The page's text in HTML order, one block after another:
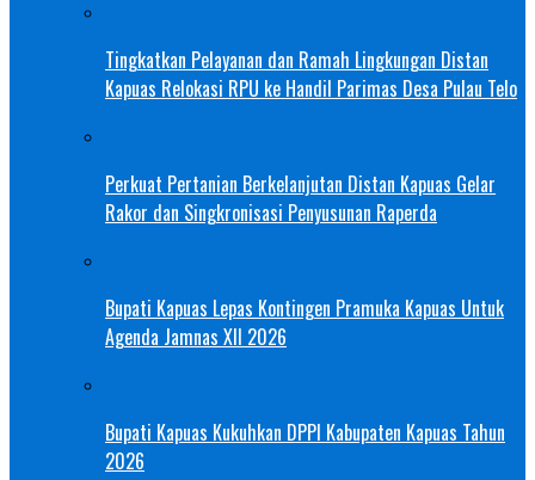
Tingkatkan Pelayanan dan Ramah Lingkungan Distan
Kapuas Relokasi RPU ke Handil Parimas Desa Pulau Telo
Perkuat Pertanian Berkelanjutan Distan Kapuas Gelar
Rakor dan Singkronisasi Penyusunan Raperda
Bupati Kapuas Lepas Kontingen Pramuka Kapuas Untuk
Agenda Jamnas XII 2026
Bupati Kapuas Kukuhkan DPPI Kabupaten Kapuas Tahun
2026